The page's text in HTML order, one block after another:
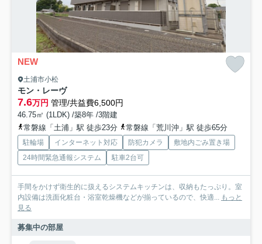
NEW
土浦市小松
モン・レーヴ
7.6万円 管理/共益費6,500円
46.75㎡ (1LDK) /築8年 /3階建
常磐線「土浦」駅 徒歩23分
常磐線「荒川沖」駅 徒歩65分
駐輪場 インターネット対応 防犯カメラ
敷地内ごみ置き場
24時間緊急通報システム
駐車2台可
手間をかけず衛生的に扱えるシステムキッチンは、収納もたっぷり。室
内設備は洗面化粧台・浴室乾燥機などが揃っているので、快適... もっと
見る
募集中の部屋